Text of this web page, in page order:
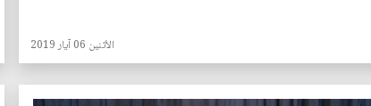
الأثنين 06 آيار 2019